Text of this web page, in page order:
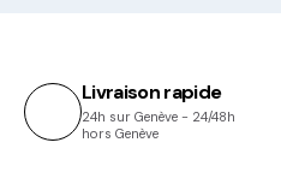
Livraison rapide
24h sur Genève - 24/48h
hors Genève